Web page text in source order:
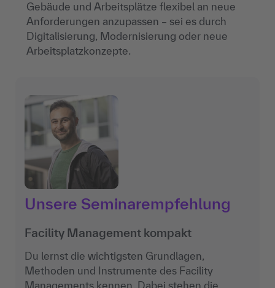
Gebäude und Arbeitsplätze flexibel an neue
Anforderungen anzupassen – sei es durch
Digitalisierung, Modernisierung oder neue
Arbeitsplatzkonzepte.
Unsere Seminarempfehlung
Facility Management kompakt
Du lernst die wichtigsten Grundlagen,
Methoden und Instrumente des Facility
Managements kennen. Dabei stehen die